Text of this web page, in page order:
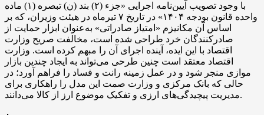
با وجود تصویب آیین‌نامه اجرایی «جزء (۲) بند (ن) تبصره (۱) ماده
واحده قانون بودجه ۱۴۰۴» در تاریخ ۷ تیرماه در هیئت وزیران، که بر
اساس آن مکانیزم «امتیاز صادراتی» به‌عنوان ابزار حمایت از
صادرکنندگان خرد طراحی شده است، مخالفت صریح وزارت
اقتصاد با این ایده، آینده اجرای آن را مبهم کرده است. وزارت
اقتصاد معتقد است چنین طرحی می‌تواند به ایجاد چندین بازار
موازی منجر شود و در عمل زمینه رانت و فساد را فراهم آورد؛ در
حالی که بانک مرکزی و وزارت صمت این مدل را راهکاری برای
مدیریت پیچیدگی‌های ارزی و تفکیک موضوع ارز از کالا می‌دانند.